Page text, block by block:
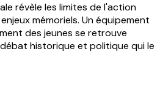
révèle les limites de l'action
mémoriels. Un équipement
des jeunes se retrouve
historique et politique qui le